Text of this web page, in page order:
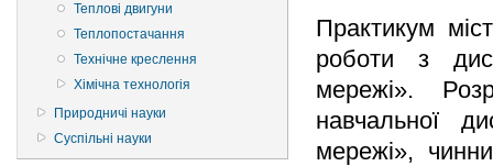
Теплові двигуни
Теплопостачання
Технічне креслення
Хімічна технологія
Природничі науки
Суспільні науки
Практикум
роботи з
мережі».
навчальної
мережі»,